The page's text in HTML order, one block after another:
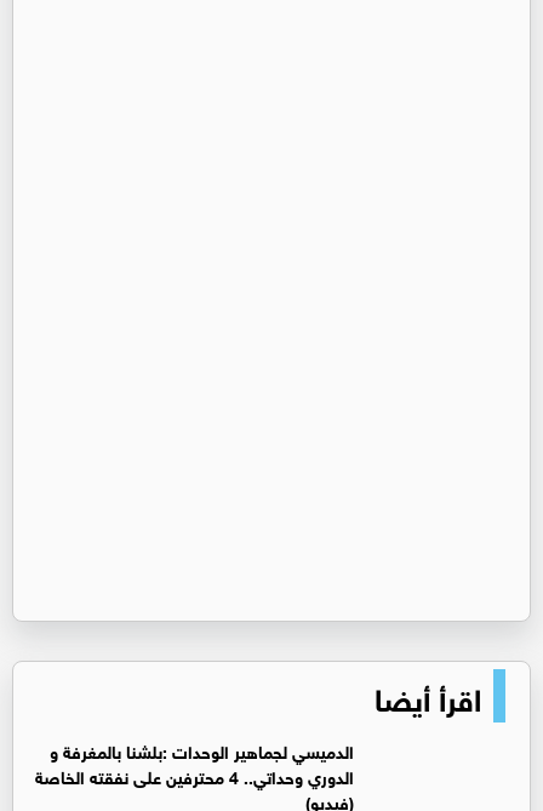
اقرأ أيضا
الدميسي لجماهير الوحدات :بلشنا بالمغرفة و
الدوري وحداتي.. 4 محترفين على نفقته الخاصة
(فيديو)